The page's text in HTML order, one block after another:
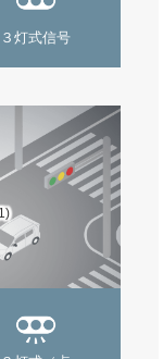
３灯式信号